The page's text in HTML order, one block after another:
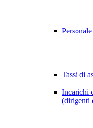
Tassi di
Incarichi
(dirigenti